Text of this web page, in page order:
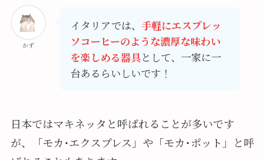
かず
イタリアでは、 手軽にエスプレッ
ソコーヒーのような濃厚な味わい
を楽しめる器具として、一家に一
台あるらいしいです！
日本ではマキネッタと呼ばれることが多いです
が、「モカ･エクスプレス」や「モカ･ポット」と呼